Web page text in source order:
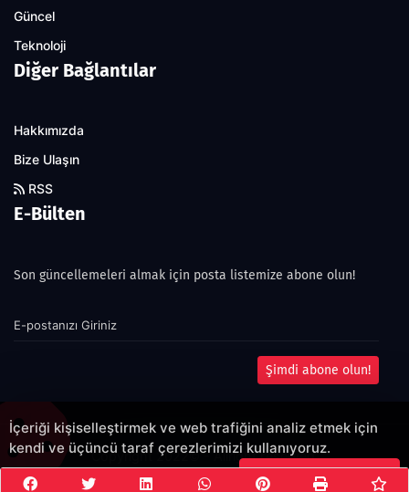
Güncel
Teknoloji
Diğer Bağlantılar
Hakkımızda
Bize Ulaşın
RSS
E-Bülten
Son güncellemeleri almak için posta listemize abone olun!
Şimdi abone olun!
Copyright 2022© - Allright reserved.
İçeriği kişiselleştirmek ve web trafiğini analiz etmek için
kendi ve üçüncü taraf çerezlerimizi kullanıyoruz.
Çerezleri Kabul Et